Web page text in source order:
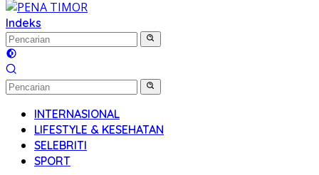
Indeks
INTERNASIONAL
LIFESTYLE & KESEHATAN
SELEBRITI
SPORT